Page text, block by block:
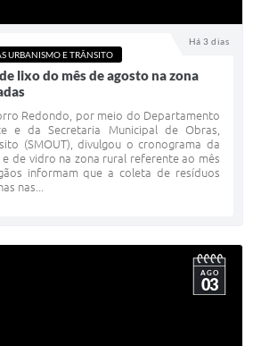
Há 3 dias
URBANISMO E TRÂNSITO
lixo do mês de agosto na zona
Redondo, por meio do Departamento
e da Secretaria Municipal de Obras,
(SMOUT), divulgou o cronograma da
de vidro na zona rural referente ao mês
informam que a coleta de resíduos
nas...
AGO
03